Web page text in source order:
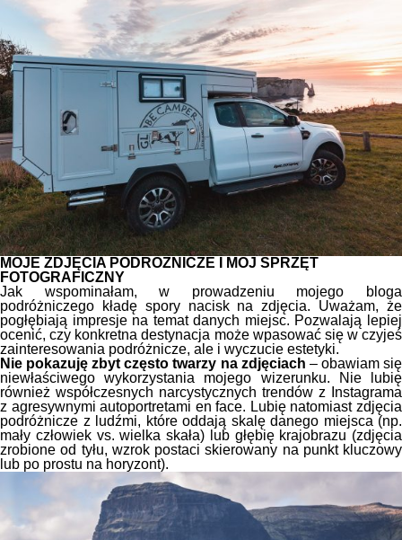
MOJE ZDJĘCIA PODRÓŻNICZE I MÓJ SPRZĘT
FOTOGRAFICZNY
Jak wspominałam, w prowadzeniu mojego bloga
podróżniczego kładę spory nacisk na zdjęcia. Uważam, że
pogłębiają impresje na temat danych miejsc. Pozwalają lepiej
ocenić, czy konkretna destynacja może wpasować się w czyjeś
zainteresowania podróżnicze, ale i wyczucie estetyki.
Nie pokazuję zbyt często twarzy na zdjęciach – obawiam się
niewłaściwego wykorzystania mojego wizerunku. Nie lubię
również współczesnych narcystycznych trendów z Instagrama
z agresywnymi autoportretami en face. Lubię natomiast zdjęcia
podróżnicze z ludźmi, które oddają skalę danego miejsca (np.
mały człowiek vs. wielka skała) lub głębię krajobrazu (zdjęcia
zrobione od tyłu, wzrok postaci skierowany na punkt kluczowy
lub po prostu na horyzont).